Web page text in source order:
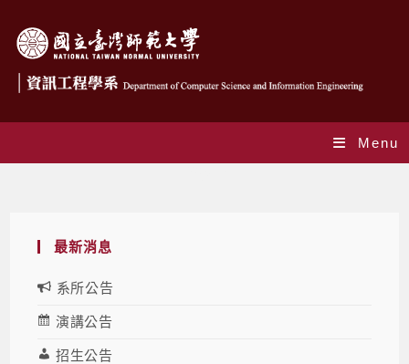
Menu
最新消息
系所公告
演講公告
招生公告